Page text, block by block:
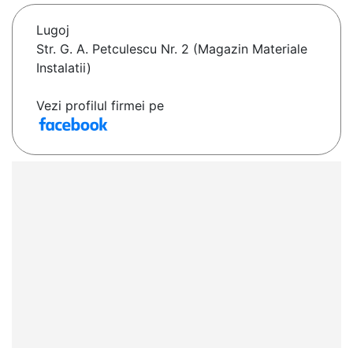
Lugoj
Str. G. A. Petculescu Nr. 2 (Magazin Materiale
Instalatii)
Vezi profilul firmei pe